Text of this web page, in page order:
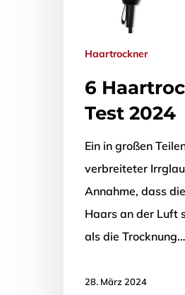
Haartrockner
6
Test 2024
Ein in großen
verbreiteter
Annahme, dass
Haars an der Luft
als die Trocknung…
28. März 2024